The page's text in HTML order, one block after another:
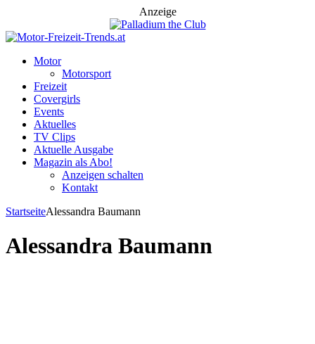
Anzeige
Motor
Motorsport
Freizeit
Covergirls
Events
Aktuelles
TV Clips
Aktuelle Ausgabe
Magazin als Abo!
Anzeigen schalten
Kontakt
StartseiteAlessandra Baumann
Alessandra Baumann